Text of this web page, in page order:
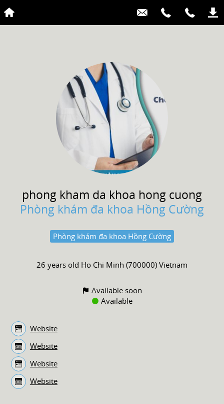
phong kham da khoa hong cuong
Phòng khám đa khoa Hồng Cường
Phòng khám đa khoa Hồng Cường
26 years old Ho Chi Minh (700000) Vietnam
Available soon
Available
Website
Website
Website
Website